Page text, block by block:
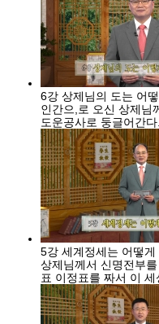
6강 상제님의 도는 어
인간으,로 오신 상제님
도운공사로 둥글어간
도맥인 종통맥이다. 상제님 어천 이후 종통을 이어받으신 태모
님을 뿌리로 보천교
그 맥을 이어 1945년
2 부흥시대를 여셨습니
5년 감인을묘년에 태전
도사님으로 이어지고
를 알아봅니다.
5강 세계정세는 어떻게
상제님께서 신명전부
표 이정표를 짜서 이 세상이 그렇게만 둥글어 가도록 만드셨다.
하늘도 뜯어고치고 땅
사와 세운공사입니다. 세운공사로 지구촌의 인간역사가 어떻게
세계질서 국제 정치질